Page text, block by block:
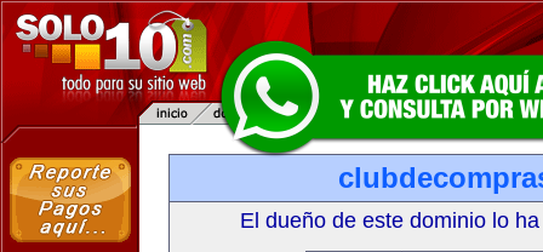
El dueño de este dominio lo